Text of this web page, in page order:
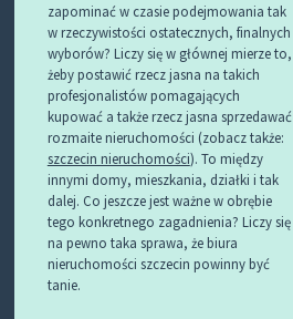
zapominać w czasie podejmowania tak
w rzeczywistości ostatecznych, finalnych
wyborów? Liczy się w głównej mierze to,
żeby postawić rzecz jasna na takich
profesjonalistów pomagających
kupować a także rzecz jasna sprzedawać
rozmaite nieruchomości (zobacz także:
szczecin nieruchomości). To między
innymi domy, mieszkania, działki i tak
dalej. Co jeszcze jest ważne w obrębie
tego konkretnego zagadnienia? Liczy się
na pewno taka sprawa, że biura
nieruchomości szczecin powinny być
tanie.